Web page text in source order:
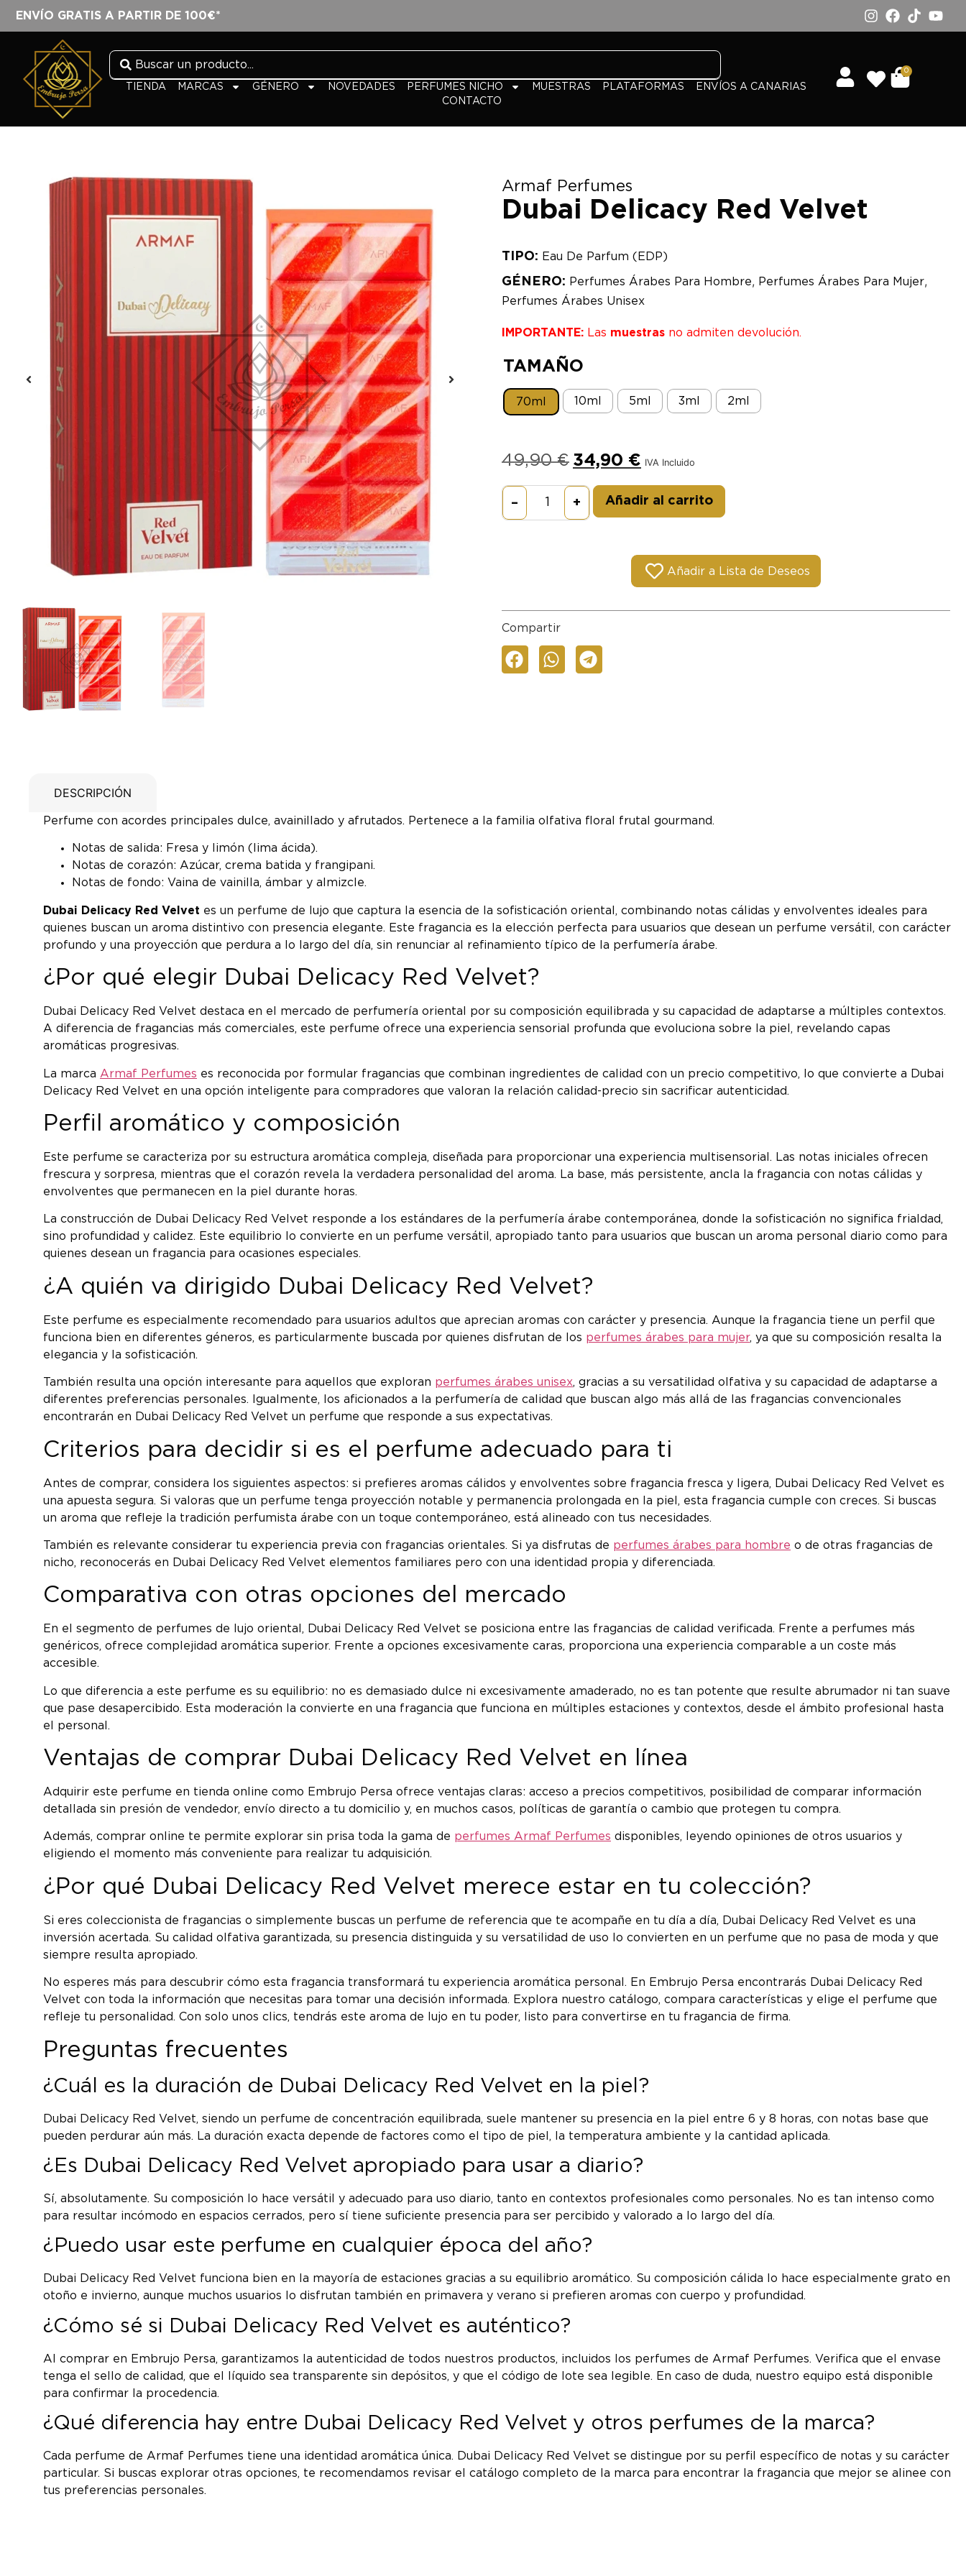
ENVÍO GRATIS A PARTIR DE 100€*
TIENDA MARCAS GÉNERO NOVEDADES PERFUMES NICHO MUESTRAS PLATAFORMAS
ENVÍOS A CANARIAS
CONTACTO
0
Armaf Perfumes
Dubai Delicacy Red Velvet
TIPO: Eau De Parfum (EDP)
GÉNERO: Perfumes Árabes Para Hombre, Perfumes Árabes Para Mujer,
Perfumes Árabes Unisex
IMPORTANTE: Las muestras no admiten devolución.
TAMAÑO
70ml 10ml 5ml 3ml 2ml
49,90€ 34,90 € IVA Incluido
– + Añadir al carrito
Añadir a Lista de Deseos
Compartir
DESCRIPCIÓN
Perfume con acordes principales dulce, avainillado y afrutados. Pertenece a la familia olfativa floral frutal gourmand.
Notas de salida: Fresa y limón (lima ácida).
Notas de corazón: Azúcar, crema batida y frangipani.
Notas de fondo: Vaina de vainilla, ámbar y almizcle.
Dubai Delicacy Red Velvet es un perfume de lujo que captura la esencia de la sofisticación oriental, combinando notas cálidas y envolventes ideales para
quienes buscan un aroma distintivo con presencia elegante. Este fragancia es la elección perfecta para usuarios que desean un perfume versátil, con carácter
profundo y una proyección que perdura a lo largo del día, sin renunciar al refinamiento típico de la perfumería árabe.
¿Por qué elegir Dubai Delicacy Red Velvet?
Dubai Delicacy Red Velvet destaca en el mercado de perfumería oriental por su composición equilibrada y su capacidad de adaptarse a múltiples contextos.
A diferencia de fragancias más comerciales, este perfume ofrece una experiencia sensorial profunda que evoluciona sobre la piel, revelando capas
aromáticas progresivas.
La marca Armaf Perfumes es reconocida por formular fragancias que combinan ingredientes de calidad con un precio competitivo, lo que convierte a Dubai
Delicacy Red Velvet en una opción inteligente para compradores que valoran la relación calidad-precio sin sacrificar autenticidad.
Perfil aromático y composición
Este perfume se caracteriza por su estructura aromática compleja, diseñada para proporcionar una experiencia multisensorial. Las notas iniciales ofrecen
frescura y sorpresa, mientras que el corazón revela la verdadera personalidad del aroma. La base, más persistente, ancla la fragancia con notas cálidas y
envolventes que permanecen en la piel durante horas.
La construcción de Dubai Delicacy Red Velvet responde a los estándares de la perfumería árabe contemporánea, donde la sofisticación no significa frialdad,
sino profundidad y calidez. Este equilibrio lo convierte en un perfume versátil, apropiado tanto para usuarios que buscan un aroma personal diario como para
quienes desean un fragancia para ocasiones especiales.
¿A quién va dirigido Dubai Delicacy Red Velvet?
Este perfume es especialmente recomendado para usuarios adultos que aprecian aromas con carácter y presencia. Aunque la fragancia tiene un perfil que
funciona bien en diferentes géneros, es particularmente buscada por quienes disfrutan de los perfumes árabes para mujer, ya que su composición resalta la
elegancia y la sofisticación.
También resulta una opción interesante para aquellos que exploran perfumes árabes unisex, gracias a su versatilidad olfativa y su capacidad de adaptarse a
diferentes preferencias personales. Igualmente, los aficionados a la perfumería de calidad que buscan algo más allá de las fragancias convencionales
encontrarán en Dubai Delicacy Red Velvet un perfume que responde a sus expectativas.
Criterios para decidir si es el perfume adecuado para ti
Antes de comprar, considera los siguientes aspectos: si prefieres aromas cálidos y envolventes sobre fragancia fresca y ligera, Dubai Delicacy Red Velvet es
una apuesta segura. Si valoras que un perfume tenga proyección notable y permanencia prolongada en la piel, esta fragancia cumple con creces. Si buscas
un aroma que refleje la tradición perfumista árabe con un toque contemporáneo, está alineado con tus necesidades.
También es relevante considerar tu experiencia previa con fragancias orientales. Si ya disfrutas de perfumes árabes para hombre o de otras fragancias de
nicho, reconocerás en Dubai Delicacy Red Velvet elementos familiares pero con una identidad propia y diferenciada.
Comparativa con otras opciones del mercado
En el segmento de perfumes de lujo oriental, Dubai Delicacy Red Velvet se posiciona entre las fragancias de calidad verificada. Frente a perfumes más
genéricos, ofrece complejidad aromática superior. Frente a opciones excesivamente caras, proporciona una experiencia comparable a un coste más
accesible.
Lo que diferencia a este perfume es su equilibrio: no es demasiado dulce ni excesivamente amaderado, no es tan potente que resulte abrumador ni tan suave
que pase desapercibido. Esta moderación la convierte en una fragancia que funciona en múltiples estaciones y contextos, desde el ámbito profesional hasta
el personal.
Ventajas de comprar Dubai Delicacy Red Velvet en línea
Adquirir este perfume en tienda online como Embrujo Persa ofrece ventajas claras: acceso a precios competitivos, posibilidad de comparar información
detallada sin presión de vendedor, envío directo a tu domicilio y, en muchos casos, políticas de garantía o cambio que protegen tu compra.
Además, comprar online te permite explorar sin prisa toda la gama de perfumes Armaf Perfumes disponibles, leyendo opiniones de otros usuarios y
eligiendo el momento más conveniente para realizar tu adquisición.
¿Por qué Dubai Delicacy Red Velvet merece estar en tu colección?
Si eres coleccionista de fragancias o simplemente buscas un perfume de referencia que te acompañe en tu día a día, Dubai Delicacy Red Velvet es una
inversión acertada. Su calidad olfativa garantizada, su presencia distinguida y su versatilidad de uso lo convierten en un perfume que no pasa de moda y que
siempre resulta apropiado.
No esperes más para descubrir cómo esta fragancia transformará tu experiencia aromática personal. En Embrujo Persa encontrarás Dubai Delicacy Red
Velvet con toda la información que necesitas para tomar una decisión informada. Explora nuestro catálogo, compara características y elige el perfume que
refleje tu personalidad. Con solo unos clics, tendrás este aroma de lujo en tu poder, listo para convertirse en tu fragancia de firma.
Preguntas frecuentes
¿Cuál es la duración de Dubai Delicacy Red Velvet en la piel?
Dubai Delicacy Red Velvet, siendo un perfume de concentración equilibrada, suele mantener su presencia en la piel entre 6 y 8 horas, con notas base que
pueden perdurar aún más. La duración exacta depende de factores como el tipo de piel, la temperatura ambiente y la cantidad aplicada.
¿Es Dubai Delicacy Red Velvet apropiado para usar a diario?
Sí, absolutamente. Su composición lo hace versátil y adecuado para uso diario, tanto en contextos profesionales como personales. No es tan intenso como
para resultar incómodo en espacios cerrados, pero sí tiene suficiente presencia para ser percibido y valorado a lo largo del día.
¿Puedo usar este perfume en cualquier época del año?
Dubai Delicacy Red Velvet funciona bien en la mayoría de estaciones gracias a su equilibrio aromático. Su composición cálida lo hace especialmente grato en
otoño e invierno, aunque muchos usuarios lo disfrutan también en primavera y verano si prefieren aromas con cuerpo y profundidad.
¿Cómo sé si Dubai Delicacy Red Velvet es auténtico?
Al comprar en Embrujo Persa, garantizamos la autenticidad de todos nuestros productos, incluidos los perfumes de Armaf Perfumes. Verifica que el envase
tenga el sello de calidad, que el líquido sea transparente sin depósitos, y que el código de lote sea legible. En caso de duda, nuestro equipo está disponible
para confirmar la procedencia.
¿Qué diferencia hay entre Dubai Delicacy Red Velvet y otros perfumes de la marca?
Cada perfume de Armaf Perfumes tiene una identidad aromática única. Dubai Delicacy Red Velvet se distingue por su perfil específico de notas y su carácter
particular. Si buscas explorar otras opciones, te recomendamos revisar el catálogo completo de la marca para encontrar la fragancia que mejor se alinee con
tus preferencias personales.